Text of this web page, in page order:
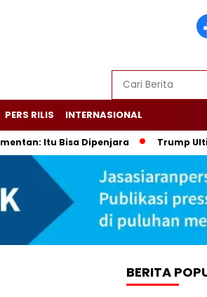
PERS RILIS INTERNASIONAL
Itu Bisa Dipenjara Trump
BERITA